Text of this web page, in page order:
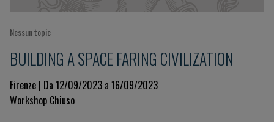
Nessun topic
BUILDING A SPACE FARING CIVILIZATION
Firenze | Da 12/09/2023 a 16/09/2023
Workshop Chiuso